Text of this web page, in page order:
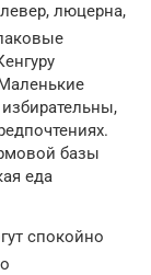
люцерна,
базы
еда
спокойно